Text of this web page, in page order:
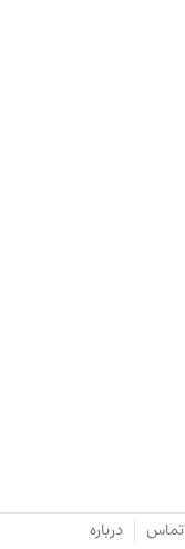
تماس درباره